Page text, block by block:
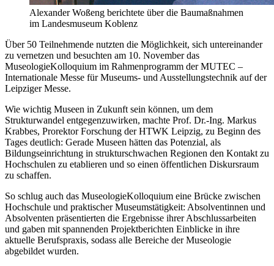
Alexander Woßeng berichtete über die Baumaßnahmen
im Landesmuseum Koblenz
Über 50 Teilnehmende nutzten die Möglichkeit, sich untereinander
zu vernetzen und besuchten am 10. November das
MuseologieKolloquium im Rahmenprogramm der MUTEC –
Internationale Messe für Museums- und Ausstellungstechnik auf der
Leipziger Messe.
Wie wichtig Museen in Zukunft sein können, um dem
Strukturwandel entgegenzuwirken, machte Prof. Dr.-Ing. Markus
Krabbes, Prorektor Forschung der HTWK Leipzig, zu Beginn des
Tages deutlich: Gerade Museen hätten das Potenzial, als
Bildungseinrichtung in strukturschwachen Regionen den Kontakt zu
Hochschulen zu etablieren und so einen öffentlichen Diskursraum
zu schaffen.
So schlug auch das MuseologieKolloquium eine Brücke zwischen
Hochschule und praktischer Museumstätigkeit: Absolventinnen und
Absolventen präsentierten die Ergebnisse ihrer Abschlussarbeiten
und gaben mit spannenden Projektberichten Einblicke in ihre
aktuelle Berufspraxis, sodass alle Bereiche der Museologie
abgebildet wurden.